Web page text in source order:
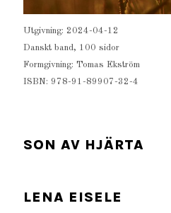
Utgivning: 2024-04-12
Danskt band, 100 sidor
Formgivning: Tomas Ekström
ISBN: 978-91-89907-32-4
SON AV HJÄRTA
LENA EISELE